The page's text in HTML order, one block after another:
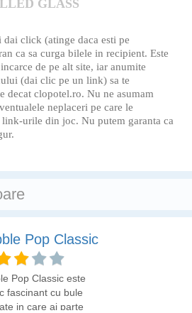
GLASS
dai click (atinge daca esti pe
ca sa curga bilele in recipient. Este
de pe alt site, iar anumite
(dai clic pe un link) sa te
decat clopotel.ro. Nu ne asumam
neplaceri pe care le
urile din joc. Nu putem garanta ca
Pop Classic
Pop Classic este
fascinant cu bule
in care ai parte